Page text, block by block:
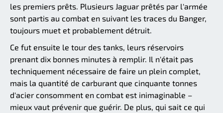
les premiers prêts. Plusieurs Jaguar prêtés par l'armée
sont partis au combat en suivant les traces du Banger,
toujours muet et probablement détruit.
Ce fut ensuite le tour des tanks, leurs réservoirs
prenant dix bonnes minutes à remplir. Il n'était pas
techniquement nécessaire de faire un plein complet,
mais la quantité de carburant que cinquante tonnes
d'acier consomment en combat est inimaginable –
mieux vaut prévenir que guérir. De plus, qui sait ce qui